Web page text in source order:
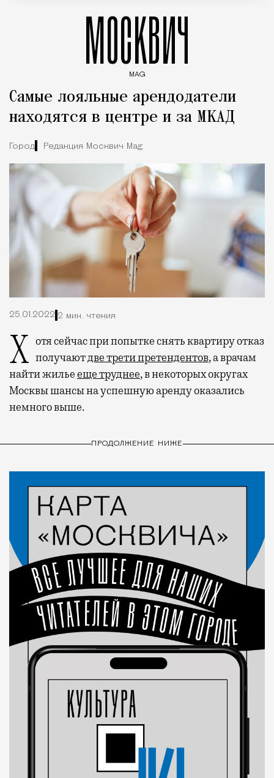
МОСКВИЧ
MAG
Самые лояльные арендодатели
находятся в центре и за МКАД
Город Редакция Москвич Mag
25.01.2022 2 мин. чтения
Хотя сейчас при попытке снять квартиру отказ получаютдве трети претендентов, а врачам
найти жильееще труднее, в некоторых округах
Москвы шансы на успешную аренду оказались
немного выше.
ПРОДОЛЖЕНИЕ НИЖЕ